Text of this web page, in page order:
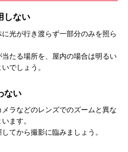
しない
光が行き渡らず一部分のみを照ら
たる場所を、屋内の場合は明るい
でしょう。
ない
ラなどのレンズでのズームと異な
ます。
てから撮影に臨みましょう。